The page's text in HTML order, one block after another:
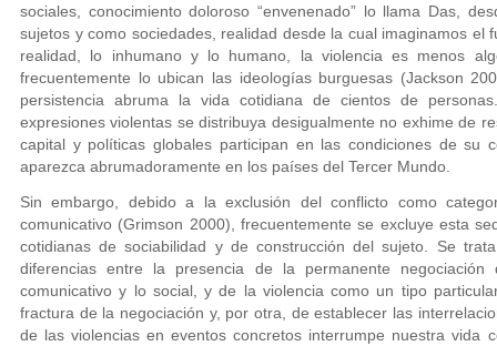
sociales, conocimiento doloroso “envenenado” lo llama Das,
sujetos y como sociedades, realidad desde la cual imaginamos el
realidad, lo inhumano y lo humano, la violencia es menos
frecuentemente lo ubican las ideologías burguesas (Jackson
persistencia abruma la vida cotidiana de cientos de
expresiones violentas se distribuya desigualmente no exhime de
capital y políticas globales participan en las condiciones de su
aparezca abrumadoramente en los países del Tercer Mundo.
Sin embargo, debido a la exclusión del conflicto como
comunicativo (Grimson 2000), frecuentemente se excluye esta
cotidianas de sociabilidad y de construcción del sujeto. Se
diferencias entre la presencia de la permanente
comunicativo y lo social, y de la violencia como un tipo
fractura de la negociación y, por otra, de establecer las
de las violencias en eventos concretos interrumpe nuestra vida